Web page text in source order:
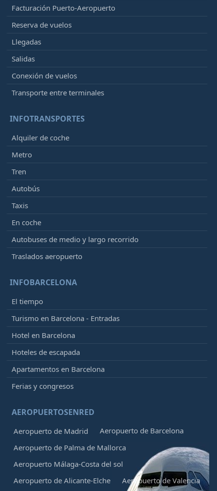
Facturación Puerto-Aeropuerto
Reserva de vuelos
Llegadas
Salidas
Conexión de vuelos
Transporte entre terminales
INFOTRANSPORTES
Alquiler de coche
Metro
Tren
Autobús
Taxis
En coche
Autobuses de medio y largo recorrido
Traslados aeropuerto
INFOBARCELONA
El tiempo
Turismo en Barcelona - Entradas
Hotel en Barcelona
Hoteles de escapada
Apartamentos en Barcelona
Ferias y congresos
AEROPUERTOSENRED
Aeropuerto de Madrid
Aeropuerto de Barcelona
Aeropuerto de Palma de Mallorca
Aeropuerto Málaga-Costa del sol
Aeropuerto de Alicante-Elche
Aeropuerto de Valencia